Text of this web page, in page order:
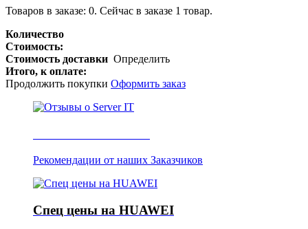
Товаров в заказе: 0. Сейчас в заказе 1 товар.
Количество
Стоимость:
Стоимость доставки Определить
Итого, к оплате:
Продолжить покупки Оформить заказ
Рекомендации от наших Заказчиков
Спец цены на HUAWEI